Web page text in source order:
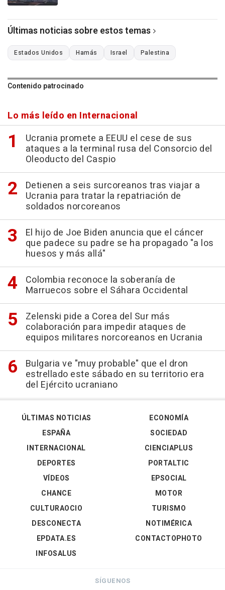
Últimas noticias sobre estos temas
Estados Unidos Hamás Israel Palestina
Contenido patrocinado
Lo más leído en Internacional
Ucrania promete a EEUU el cese de sus
ataques a la terminal rusa del Consorcio del
Oleoducto del Caspio
Detienen a seis surcoreanos tras viajar a
Ucrania para tratar la repatriación de
soldados norcoreanos
El hijo de Joe Biden anuncia que el cáncer
que padece su padre se ha propagado "a los
huesos y más allá"
Colombia reconoce la soberanía de
Marruecos sobre el Sáhara Occidental
Zelenski pide a Corea del Sur más
colaboración para impedir ataques de
equipos militares norcoreanos en Ucrania
Bulgaria ve "muy probable" que el dron
estrellado este sábado en su territorio era
del Ejército ucraniano
ÚLTIMAS NOTICIAS
ESPAÑA
INTERNACIONAL
DEPORTES
VÍDEOS
ECONOMÍA
SOCIEDAD
CIENCIAPLUS
PORTALTIC
EPSOCIAL
CHANCE
CULTURAOCIO
DESCONECTA
EPDATA.ES
INFOSALUS
MOTOR
TURISMO
NOTIMÉRICA
CONTACTOPHOTO
SÍGUENOS